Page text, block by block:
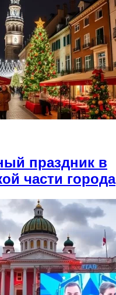
праздник в
части города